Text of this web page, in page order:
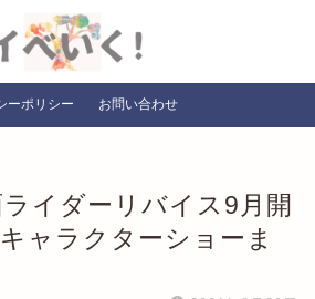
ーポリシー お問い合わせ
ライダーリバイス9月開
ャラクターショーま